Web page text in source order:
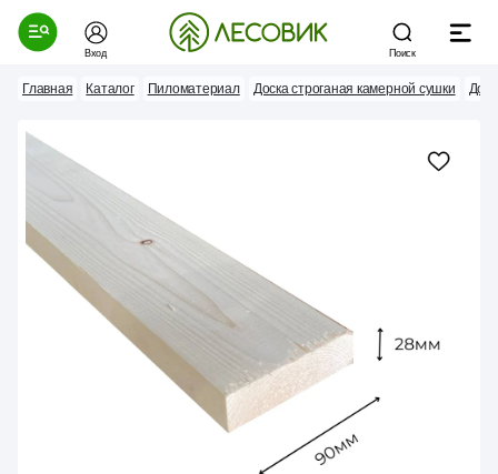
Вход Поиск
Главная Каталог Пиломатериал Доска строганая камерной сушки